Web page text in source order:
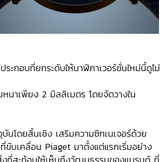
ะกอบที่ยกระดับให้นาฬิกาเวอร์ชั่นใหม่นี้ดูไม่
นาเพียง 2 มิลลิเมตร โดยจัดวางใน
นโดยสิ้นเชิง เสริมความซิกเนเจอร์ด้วย
เคลื่อน Piaget มาตั้งแต่แรกเริ่มอย่าง